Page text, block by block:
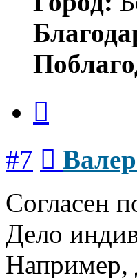
#7
Согласен
Дело
Например,